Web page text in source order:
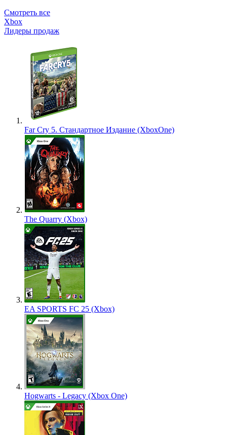
Смотреть все
Xbox
Лидеры продаж
Far Cry 5. Стандартное Издание (XboxOne)
The Quarry (Xbox)
EA SPORTS FC 25 (Xbox)
Hogwarts - Legacy (Xbox One)